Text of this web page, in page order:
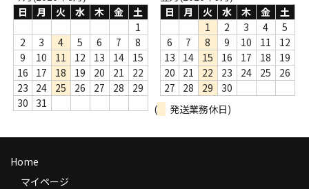
Webのみ no.4
売り切れ
Help
送料
商品の発送
日
月 火 水 木 金
土
1
2
3 4 5 6 7
8
9
10 11 12 13 14
15
16
17 18 19 20 21
22
23
24 25 26 27 28
29
30
31
日
月 火 水 木 金
土
1
2 3 4
5
6
7 8 9 10 11
12
13
14 15 16 17 18
19
20
21 22 23 24 25
26
27
28 29
30
(
発送業務休日)
Home
マイページ